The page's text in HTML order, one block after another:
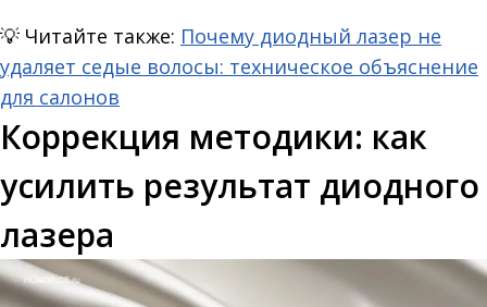
💡 Читайте также: Почему диодный лазер не
удаляет седые волосы: техническое объяснение
для салонов
Коррекция методики: как
усилить результат диодного
лазера